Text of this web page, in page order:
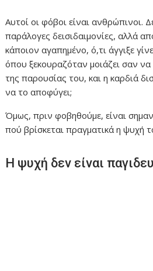
Αυτοί οι φόβοι είναι ανθρώπινοι.
παράλογες δεισιδαιμονίες, αλλά
κάποιον αγαπημένο, ό,τι άγγιξε
όπου ξεκουραζόταν μοιάζει σαν
της παρουσίας του, και η καρδιά
να το αποφύγει;
Όμως, πριν φοβηθούμε, είναι
πού βρίσκεται πραγματικά η ψυχή
Η ψυχή δεν είναι